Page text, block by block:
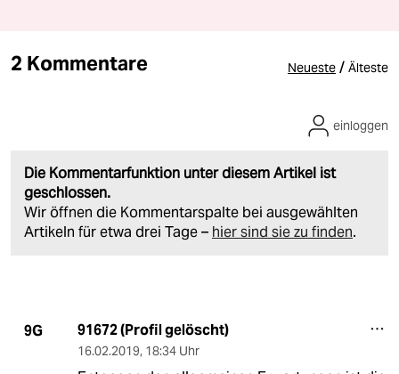
2 Kommentare Neueste / Älteste
Die Kommentarfunktion unter diesem Artikel ist
geschlossen.
Wir öffnen die Kommentarspalte bei ausgewählten
Artikeln für etwa drei Tage – hier sind sie zu finden.
einloggen
9G 91672 (Profil gelöscht)
16.02.2019, 18:34 Uhr